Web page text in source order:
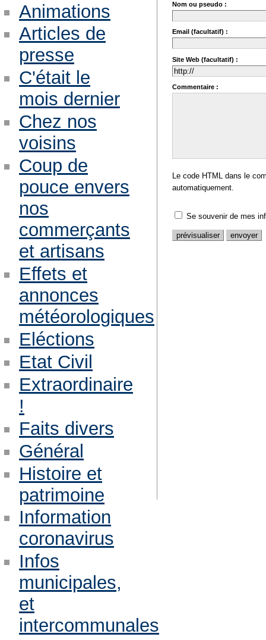
Nom ou pseudo :
Email (facultatif) :
Site Web (facultatif) :
Commentaire :
Le code HTML dans le
automatiquement.
Se souvenir de mes
Animations
Articles de
presse
C'était le
mois dernier
Chez nos
voisins
Coup de
pouce envers
nos
commerçants
et artisans
Effets et
annonces
météorologiques
Eléctions
Etat Civil
Extraordinaire
!
Faits divers
Général
Histoire et
patrimoine
Information
coronavirus
Infos
municipales,
et
intercommunales